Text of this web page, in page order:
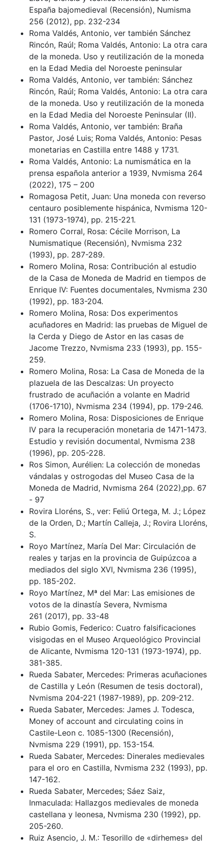
España bajomedieval (Recensión), Numisma
256 (2012), pp. 232-234
Roma Valdés, Antonio, ver también Sánchez
Rincón, Raúl; Roma Valdés, Antonio: La otra cara
de la moneda. Uso y reutilización de la moneda
en la Edad Media del Noroeste peninsular
Roma Valdés, Antonio, ver también: Sánchez
Rincón, Raúl; Roma Valdés, Antonio: La otra cara
de la moneda. Uso y reutilización de la moneda
en la Edad Media del Noroeste Peninsular (II).
Roma Valdés, Antonio, ver también: Braña
Pastor, José Luis; Roma Valdés, Antonio: Pesas
monetarias en Castilla entre 1488 y 1731.
Roma Valdés, Antonio: La numismática en la
prensa española anterior a 1939, Nvmisma 264
(2022), 175 – 200
Romagosa Petit, Juan: Una moneda con reverso
centauro posiblemente hispánica, Nvmisma 120-
131 (1973-1974), pp. 215-221.
Romero Corral, Rosa: Cécile Morrison, La
Numismatique (Recensión), Nvmisma 232
(1993), pp. 287-289.
Romero Molina, Rosa: Contribución al estudio
de la Casa de Moneda de Madrid en tiempos de
Enrique IV: Fuentes documentales, Nvmisma 230
(1992), pp. 183-204.
Romero Molina, Rosa: Dos experimentos
acuñadores en Madrid: las pruebas de Miguel de
la Cerda y Diego de Astor en las casas de
Jacome Trezzo, Nvmisma 233 (1993), pp. 155-
259.
Romero Molina, Rosa: La Casa de Moneda de la
plazuela de las Descalzas: Un proyecto
frustrado de acuñación a volante en Madrid
(1706-1710), Nvmisma 234 (1994), pp. 179-246.
Romero Molina, Rosa: Disposiciones de Enrique
IV para la recuperación monetaria de 1471-1473.
Estudio y revisión documental, Nvmisma 238
(1996), pp. 205-228.
Ros Simon, Aurélien: La colección de monedas
vándalas y ostrogodas del Museo Casa de la
Moneda de Madrid, Nvmisma 264 (2022),pp. 67
- 97
Rovira Lloréns, S., ver: Feliú Ortega, M. J.; López
de la Orden, D.; Martín Calleja, J.; Rovira Lloréns,
S.
Royo Martínez, María Del Mar: Circulación de
reales y tarjas en la provincia de Guipúzcoa a
mediados del siglo XVI, Nvmisma 236 (1995),
pp. 185-202.
Royo Martínez, Mª del Mar: Las emisiones de
votos de la dinastía Severa, Nvmisma
261 (2017), pp. 33-48
Rubio Gomis, Federico: Cuatro falsificaciones
visigodas en el Museo Arqueológico Provincial
de Alicante, Nvmisma 120-131 (1973-1974), pp.
381-385.
Rueda Sabater, Mercedes: Primeras acuñaciones
de Castilla y León (Resumen de tesis doctoral),
Nvmisma 204-221 (1987-1989), pp. 209-212.
Rueda Sabater, Mercedes: James J. Todesca,
Money of account and circulating coins in
Castile-Leon c. 1085-1300 (Recensión),
Nvmisma 229 (1991), pp. 153-154.
Rueda Sabater, Mercedes: Dinerales medievales
para el oro en Castilla, Nvmisma 232 (1993), pp.
147-162.
Rueda Sabater, Mercedes; Sáez Saiz,
Inmaculada: Hallazgos medievales de moneda
castellana y leonesa, Nvmisma 230 (1992), pp.
205-260.
Ruiz Asencio, J. M.: Tesorillo de «dirhemes» del